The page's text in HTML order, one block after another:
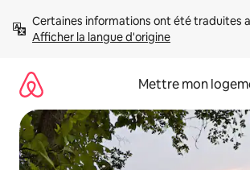
directement
Afficher la langue d'origine
Mettre mon